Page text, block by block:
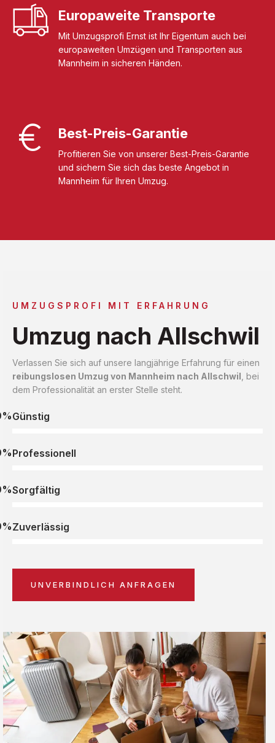
Europaweite Transporte
Mit Umzugsprofi Ernst ist Ihr Eigentum auch bei
europaweiten Umzügen und Transporten aus
Mannheim in sicheren Händen.
Best-Preis-Garantie
Profitieren Sie von unserer Best-Preis-Garantie
und sichern Sie sich das beste Angebot in
Mannheim für Ihren Umzug.
UMZUGSPROFI MIT ERFAHRUNG
Umzug nach Allschwil
Verlassen Sie sich auf unsere langjährige Erfahrung für einen
reibungslosen Umzug von Mannheim nach Allschwil , bei
dem Professionalität an erster Stelle steht.
Günstig
Professionell
Sorgfältig
Zuverlässig
UNVERBINDLICH ANFRAGEN